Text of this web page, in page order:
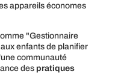
appareils économes
"Gestionnaire
enfants de planifier
communauté
des pratiques